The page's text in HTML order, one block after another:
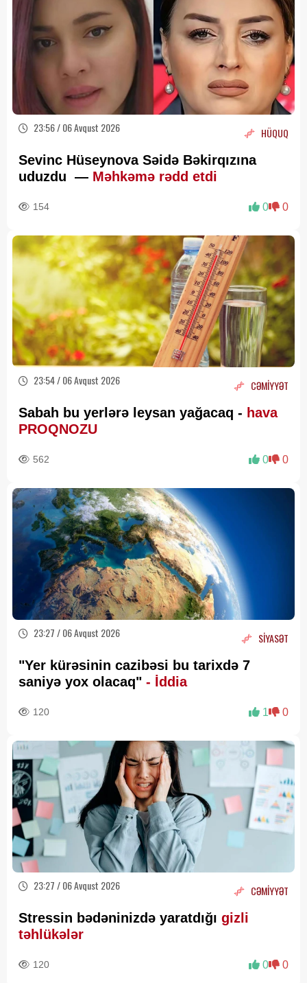
23:56 / 06 Avqust 2026 HÜQUQ
Sevinc Hüseynova Səidə Bəkirqızına
uduzdu — Məhkəmə rədd etdi
154 0 0
23:54 / 06 Avqust 2026 CƏMİYYƏT
Sabah bu yerlərə leysan yağacaq - hava
PROQNOZU
562 0 0
23:27 / 06 Avqust 2026 SİYASƏT
"Yer kürəsinin cazibəsi bu tarixdə 7
saniyə yox olacaq" - İddia
120 1 0
23:27 / 06 Avqust 2026 CƏMİYYƏT
Stressin bədəninizdə yaratdığı gizli
təhlükələr
120 0 0